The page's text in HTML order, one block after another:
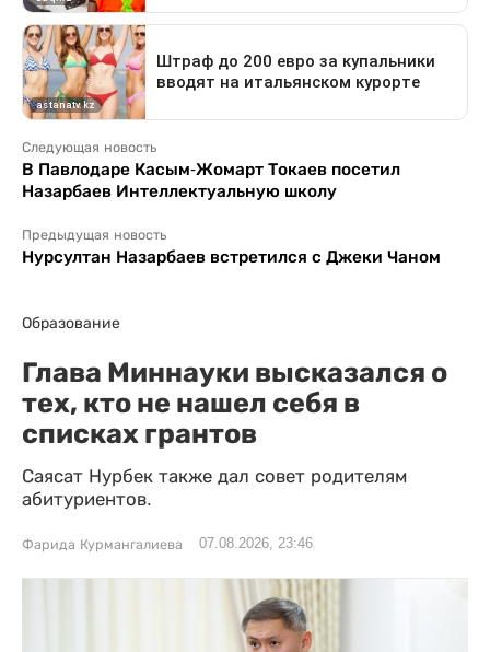
Следующая новость
В Павлодаре Касым-Жомарт Токаев посетил
Назарбаев Интеллектуальную школу
Предыдущая новость
Нурсултан Назарбаев встретился с Джеки Чаном
Образование
Глава Миннауки высказался о
тех, кто не нашел себя в
списках грантов
Саясат Нурбек также дал совет родителям
абитуриентов.
Фарида Курмангалиева 07.08.2026, 23:46